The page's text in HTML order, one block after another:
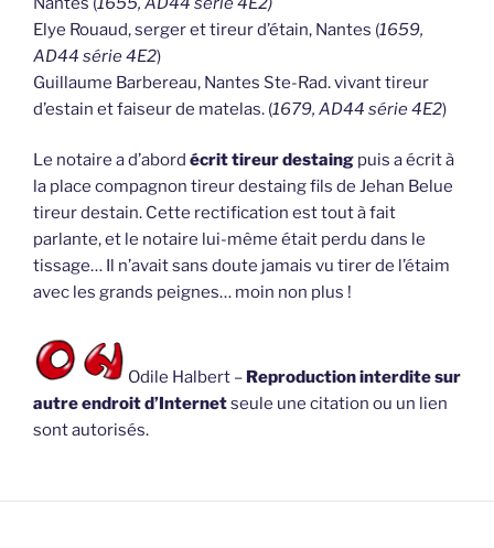
Elye Rouaud, serger et tireur d’étain, Nantes (1659,
AD44 série 4E2)
Guillaume Barbereau, Nantes Ste-Rad. vivant tireur
d’estain et faiseur de matelas. (1679, AD44 série 4E2)
Le notaire a d’abord écrit tireur destaing puis a écrit à
la place compagnon tireur destaing fils de Jehan Belue
tireur destain. Cette rectification est tout à fait
parlante, et le notaire lui-même était perdu dans le
tissage… Il n’avait sans doute jamais vu tirer de l’étaim
avec les grands peignes… moin non plus !
Odile Halbert – Reproduction interdite sur
autre endroit d’Internetseule une citation ou un lien
sont autorisés.